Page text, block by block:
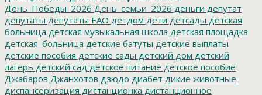
День_Победы_2026 День_семьи_2026 деньги депутат
депутаты депутаты ЕАО детдом дети детсады детская
больница детская музыкальная школа детская площадка
детская_больница детские батуты детские выплаты
детские пособия детские сады детский дом детский
лагерь детский сад детское питание детское пособие
Джабаров Джанхотов дзюдо диабет дикие животные
диспансеризация дистанционка дистанционное